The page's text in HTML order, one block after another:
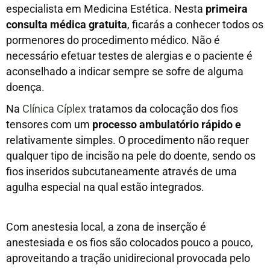
especialista em Medicina Estética. Nesta primeira
consulta médica gratuita, ficarás a conhecer todos os
pormenores do procedimento médico. Não é
necessário efetuar testes de alergias e o paciente é
aconselhado a indicar sempre se sofre de alguma
doença.
Na Clínica Cíplextratamos da colocação dos fios
tensores com um processo ambulatório rápido e
relativamente simples. O procedimento não requer
qualquer tipo de incisão na pele do doente, sendo os
fios inseridos subcutaneamente através de uma
agulha especial na qual estão integrados.
Com anestesia local, a zona de inserção é
anestesiada e os fios são colocados pouco a pouco,
aproveitando a tração unidirecional provocada pelo